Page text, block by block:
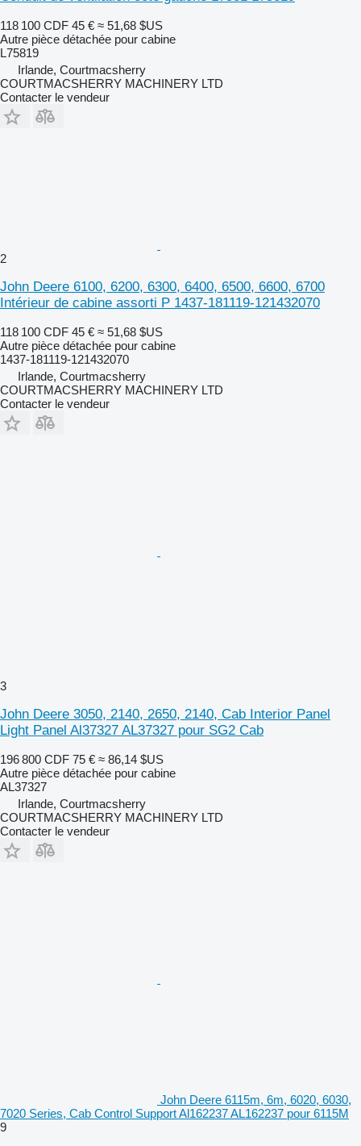
118 100 CDF 45 € ≈ 51,68 $US
Autre pièce détachée pour cabine
L75819
Irlande, Courtmacsherry
COURTMACSHERRY MACHINERY LTD
Contacter le vendeur
2
John Deere 6100, 6200, 6300, 6400, 6500, 6600, 6700
Intérieur de cabine assorti P 1437-181119-121432070
118 100 CDF 45 € ≈ 51,68 $US
Autre pièce détachée pour cabine
1437-181119-121432070
Irlande, Courtmacsherry
COURTMACSHERRY MACHINERY LTD
Contacter le vendeur
3
John Deere 3050, 2140, 2650, 2140, Cab Interior Panel
Light Panel Al37327 AL37327 pour SG2 Cab
196 800 CDF 75 € ≈ 86,14 $US
Autre pièce détachée pour cabine
AL37327
Irlande, Courtmacsherry
COURTMACSHERRY MACHINERY LTD
Contacter le vendeur
John Deere 6115m, 6m, 6020, 6030,
7020 Series, Cab Control Support Al162237 AL162237 pour 6115M
9